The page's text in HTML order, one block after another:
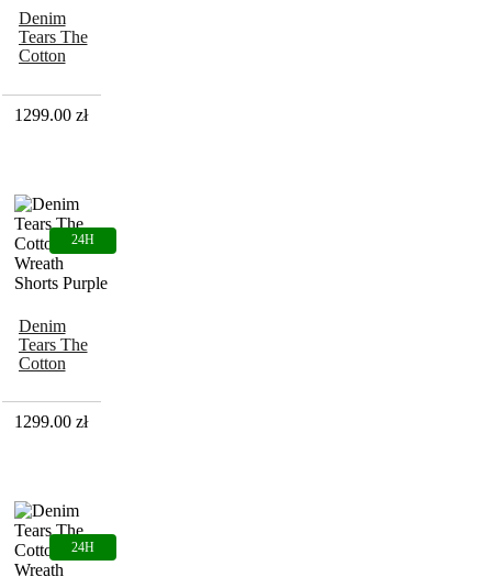
Denim
Tears The
Cotton
Shorts
Brown
1299.00 zł
Denim
Tears The
Cotton
Shorts
Purple
1299.00 zł